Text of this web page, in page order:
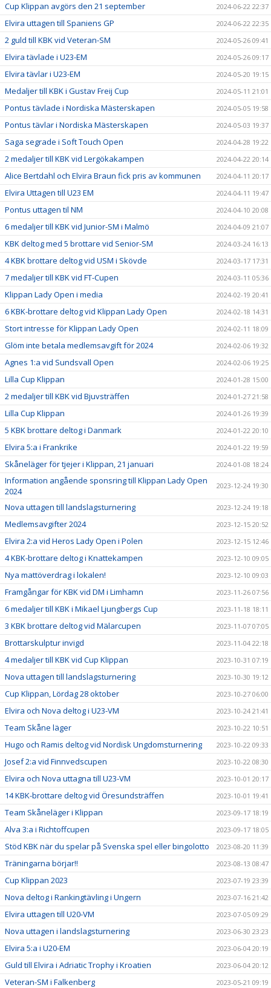
Cup Klippan avgörs den 21 september 2024-06-22 22:37
Elvira uttagen till Spaniens GP 2024-06-22 22:35
2 guld till KBK vid Veteran-SM 2024-05-26 09:41
Elvira tävlade i U23-EM 2024-05-26 09:17
Elvira tävlar i U23-EM 2024-05-20 19:15
Medaljer till KBK i Gustav Freij Cup 2024-05-11 21:01
Pontus tävlade i Nordiska Mästerskapen 2024-05-05 19:58
Pontus tävlar i Nordiska Mästerskapen 2024-05-03 19:37
Saga segrade i Soft Touch Open 2024-04-28 19:22
2 medaljer till KBK vid Lergökakampen 2024-04-22 20:14
Alice Bertdahl och Elvira Braun fick pris av kommunen 2024-04-11 20:17
Elvira Uttagen till U23 EM 2024-04-11 19:47
Pontus uttagen til NM 2024-04-10 20:08
6 medaljer till KBK vid Junior-SM i Malmö 2024-04-09 21:07
KBK deltog med 5 brottare vid Senior-SM 2024-03-24 16:13
4 KBK brottare deltog vid USM i Skövde 2024-03-17 17:31
7 medaljer till KBK vid FT-Cupen 2024-03-11 05:36
Klippan Lady Open i media 2024-02-19 20:41
6 KBK-brottare deltog vid Klippan Lady Open 2024-02-18 14:31
Stort intresse för Klippan Lady Open 2024-02-11 18:09
Glöm inte betala medlemsavgift för 2024 2024-02-06 19:32
Agnes 1:a vid Sundsvall Open 2024-02-06 19:25
Lilla Cup Klippan 2024-01-28 15:00
2 medaljer till KBK vid Bjuvsträffen 2024-01-27 21:58
Lilla Cup Klippan 2024-01-26 19:39
5 KBK brottare deltog i Danmark 2024-01-22 20:10
Elvira 5:a i Frankrike 2024-01-22 19:59
Skåneläger för tjejer i Klippan, 21 januari 2024-01-08 18:24
Information angående sponsring till Klippan Lady Open
2024
2023-12-24 19:30
Nova uttagen till landslagsturnering 2023-12-24 19:18
Medlemsavgifter 2024 2023-12-15 20:52
Elvira 2:a vid Heros Lady Open i Polen 2023-12-15 12:46
4 KBK-brottare deltog i Knattekampen 2023-12-10 09:05
Nya mattöverdrag i lokalen! 2023-12-10 09:03
Framgångar för KBK vid DM i Limhamn 2023-11-26 07:56
6 medaljer till KBK i Mikael Ljungbergs Cup 2023-11-18 18:11
3 KBK brottare deltog vid Mälarcupen 2023-11-07 07:05
Brottarskulptur invigd 2023-11-04 22:18
4 medaljer till KBK vid Cup Klippan 2023-10-31 07:19
Nova uttagen till landslagsturnering 2023-10-30 19:12
Cup Klippan, Lördag 28 oktober 2023-10-27 06:00
Elvira och Nova deltog i U23-VM 2023-10-24 21:41
Team Skåne läger 2023-10-22 10:51
Hugo och Ramis deltog vid Nordisk Ungdomsturnering 2023-10-22 09:33
Josef 2:a vid Finnvedscupen 2023-10-22 08:30
Elvira och Nova uttagna till U23-VM 2023-10-01 20:17
14 KBK-brottare deltog vid Öresundsträffen 2023-10-01 19:41
Team Skåneläger i Klippan 2023-09-17 18:19
Alva 3:a i Richtoffcupen 2023-09-17 18:05
Stöd KBK när du spelar på Svenska spel eller bingolotto 2023-08-20 11:39
Träningarna börjar!! 2023-08-13 08:47
Cup Klippan 2023 2023-07-19 23:39
Nova deltog i Rankingtävling i Ungern 2023-07-16 21:42
Elvira uttagen till U20-VM 2023-07-05 09:29
Nova uttagen i landslagsturnering 2023-06-30 23:23
Elvira 5:a i U20-EM 2023-06-04 20:19
Guld till Elvira i Adriatic Trophy i Kroatien 2023-06-04 20:12
Veteran-SM i Falkenberg 2023-05-21 09:19